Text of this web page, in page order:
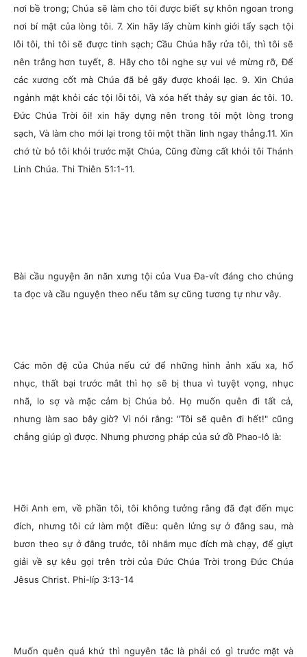
nơi bề trong; Chúa sẽ làm cho tôi được biết sự khôn ngoan trong
nơi bí mật của lòng tôi. 7. Xin hãy lấy chùm kinh giới tẩy sạch tội
lỗi tôi, thì tôi sẽ được tinh sạch; Cầu Chúa hãy rửa tôi, thì tôi sẽ
nên trắng hơn tuyết, 8. Hãy cho tôi nghe sự vui vẻ mừng rỡ, Để
các xương cốt mà Chúa đã bẻ gãy được khoái lạc. 9. Xin Chúa
ngảnh mặt khỏi các tội lỗi tôi, Và xóa hết thảy sự gian ác tôi. 10.
Đức Chúa Trời ôi! xin hãy dựng nên trong tôi một lòng trong
sạch, Và làm cho mới lại trong tôi một thần linh ngay thẳng.11. Xin
chớ từ bỏ tôi khỏi trước mặt Chúa, Cũng đừng cất khỏi tôi Thánh
Linh Chúa. Thi Thiên 51:1-11.
Bài cầu nguyện ăn năn xưng tội của Vua Đa-vít đáng cho chúng
ta đọc và cầu nguyện theo nếu tâm sự cũng tương tự như vây.
Các môn đệ của Chúa nếu cứ để những hình ảnh xấu xa, hổ
nhục, thất bại trước mắt thì họ sẽ bị thua vì tuyệt vọng, nhục
nhã, lo sợ và mặc cảm bị Chúa bỏ. Họ muốn quên đi tất cả,
nhưng làm sao bây giờ? Vì nói rằng: "Tôi sẽ quên đi hết!" cũng
chẳng giúp gì được. Nhưng phương pháp của sứ đồ Phao-lô là:
Hỡi Anh em, về phần tôi, tôi không tưởng rằng đã đạt đến mục
đích, nhưng tôi cứ làm một điều: quên lửng sự ở đằng sau, mà
bươn theo sự ở đằng trước, tôi nhắm mục đích mà chạy, để giựt
giải về sự kêu gọi trên trời của Đức Chúa Trời trong Đức Chúa
Jêsus Christ. Phi-líp 3:13-14
Muốn quên quá khứ thì nguyên tắc là phải có gì trước mặt và